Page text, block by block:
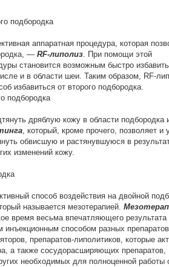
аппаратная процедура, которая
— RF-липолиз. При помощи этой
становится возможным быстро
и в области шеи. Таким образом, RF-
избавиться от второго подбородка.
дряблую кожу в области подбородка
, который, кроме прочего, позволяет и
обвисшую и растянувшуюся в
изменений кожу.
способ воздействия на двойной
называется мезотерапией.
время весьма впечатляющего результата
инъекционным способом разных
препаратов-липолитиков, которые
а также сосудорасширяющих препаратов,
необходимых для полноценной работы